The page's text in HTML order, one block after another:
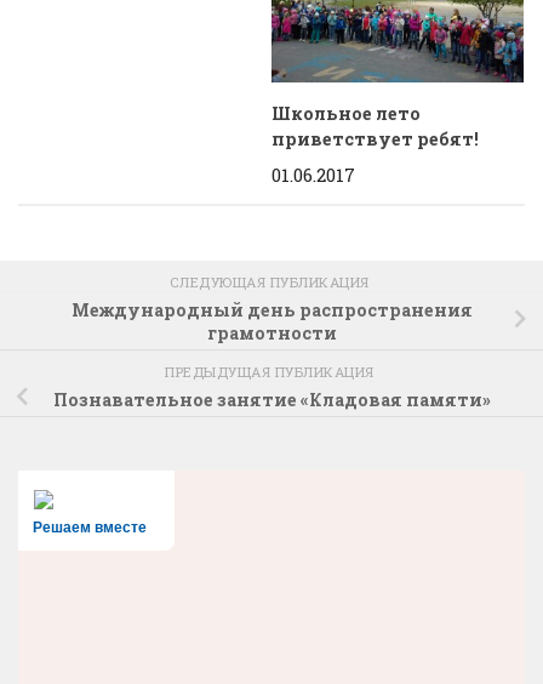
Школьное лето
приветствует ребят!
01.06.2017
СЛЕДУЮЩАЯ ПУБЛИКАЦИЯ
Международный день распространения
грамотности
ПРЕДЫДУЩАЯ ПУБЛИКАЦИЯ
Познавательное занятие «Кладовая памяти»
Решаем вместе